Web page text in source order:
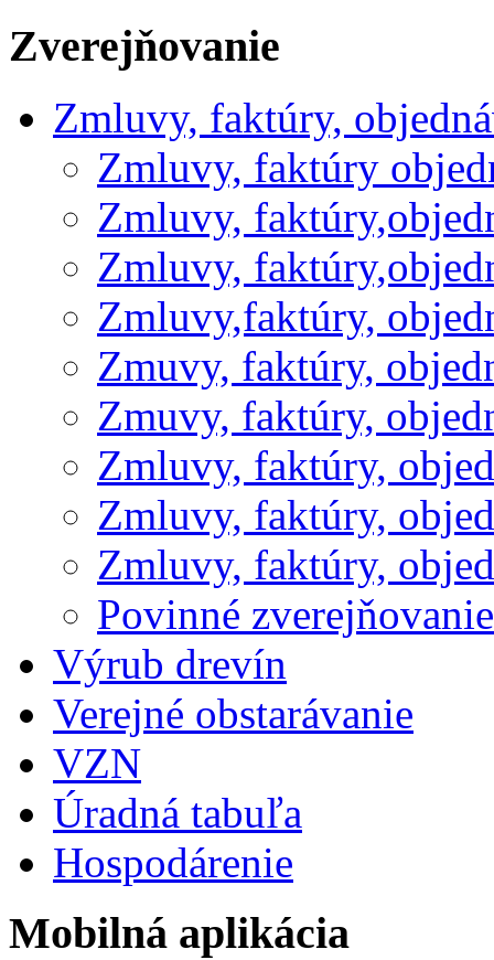
Zverejňovanie
Zmluvy, faktúry,
Zmluvy, faktúry
Zmluvy,
Zmluvy,
Zmluvy,faktúry,
Zmuvy, faktúry,
Zmuvy, faktúry,
Zmluvy, faktúry,
Zmluvy, faktúry,
Zmluvy, faktúry,
Povinné
Výrub drevín
Verejné obstarávanie
VZN
Úradná tabuľa
Hospodárenie
Mobilná aplikácia